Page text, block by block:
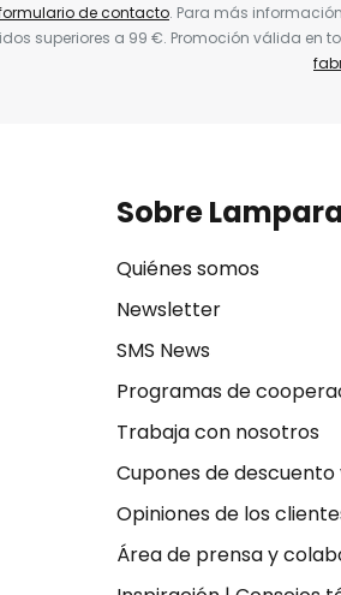
de contacto. Para más
superiores a 99 €. Promoción válida
Sobre
Quiénes somos
Newsletter
SMS News
Programas de
Trabaja con nosotros
Cupones de
Opiniones de los
Área de prensa y